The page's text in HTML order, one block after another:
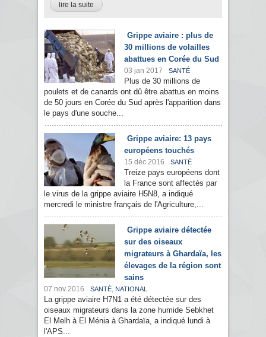
lire la suite
Grippe aviaire : plus de
30 millions de volailles
abattues en Corée du Sud
03 jan 2017 SANTÉ
Plus de 30 millions de
poulets et de canards ont dû être abattus en moins
de 50 jours en Corée du Sud après l'apparition dans
le pays d'une souche...
Grippe aviaire: 13 pays
européens touchés
15 déc 2016 SANTÉ
Treize pays européens dont
la France sont affectés par
le virus de la grippe aviaire H5N8, a indiqué
mercredi le ministre français de l'Agriculture,...
Grippe aviaire détectée
sur des oiseaux
migrateurs à Ghardaïa, les
élevages de la région sont
sains
07 nov 2016 SANTÉ, NATIONAL
La grippe aviaire H7N1 a été détectée sur des
oiseaux migrateurs dans la zone humide Sebkhet
El Melh à El Ménia à Ghardaïa, a indiqué lundi à
l'APS...